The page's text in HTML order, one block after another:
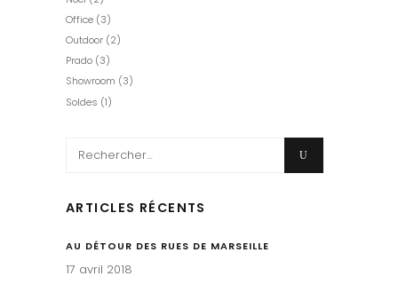
Office (3)
Outdoor (2)
Prado (3)
Showroom (3)
Soldes (1)
for:
ARTICLES RÉCENTS
AU DÉTOUR DES RUES DE MARSEILLE
17 avril 2018